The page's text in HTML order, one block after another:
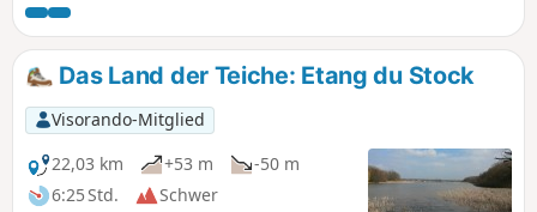
Schwarze Madonna, den Kronprinz-Bunker
(Kommandobunker des Prinzen von Bayern)
aus dem Ersten Weltkrieg.
Das Land der Teiche: Etang du Stock
Visorando-Mitglied
22,03 km
+53 m
-50 m
6:25 Std.
Schwer